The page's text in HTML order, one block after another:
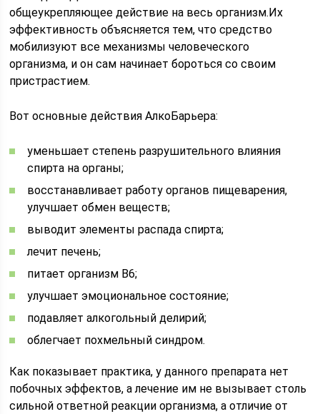
общеукрепляющее действие на весь организм.Их
эффективность объясняется тем, что средство
мобилизуют все механизмы человеческого
организма, и он сам начинает бороться со своим
пристрастием.
Вот основные действия АлкоБарьера:
уменьшает степень разрушительного влияния
спирта на органы;
восстанавливает работу органов пищеварения,
улучшает обмен веществ;
выводит элементы распада спирта;
лечит печень;
питает организм В6;
улучшает эмоциональное состояние;
подавляет алкогольный делирий;
облегчает похмельный синдром.
Как показывает практика, у данного препарата нет
побочных эффектов, а лечение им не вызывает столь
сильной ответной реакции организма, а отличие от